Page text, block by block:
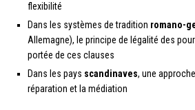
flexibilité
Dans les systèmes de tradition romano-
Allemagne), le principe de légalité des
portée de ces clauses
Dans les pays scandinaves, une
réparation et la médiation